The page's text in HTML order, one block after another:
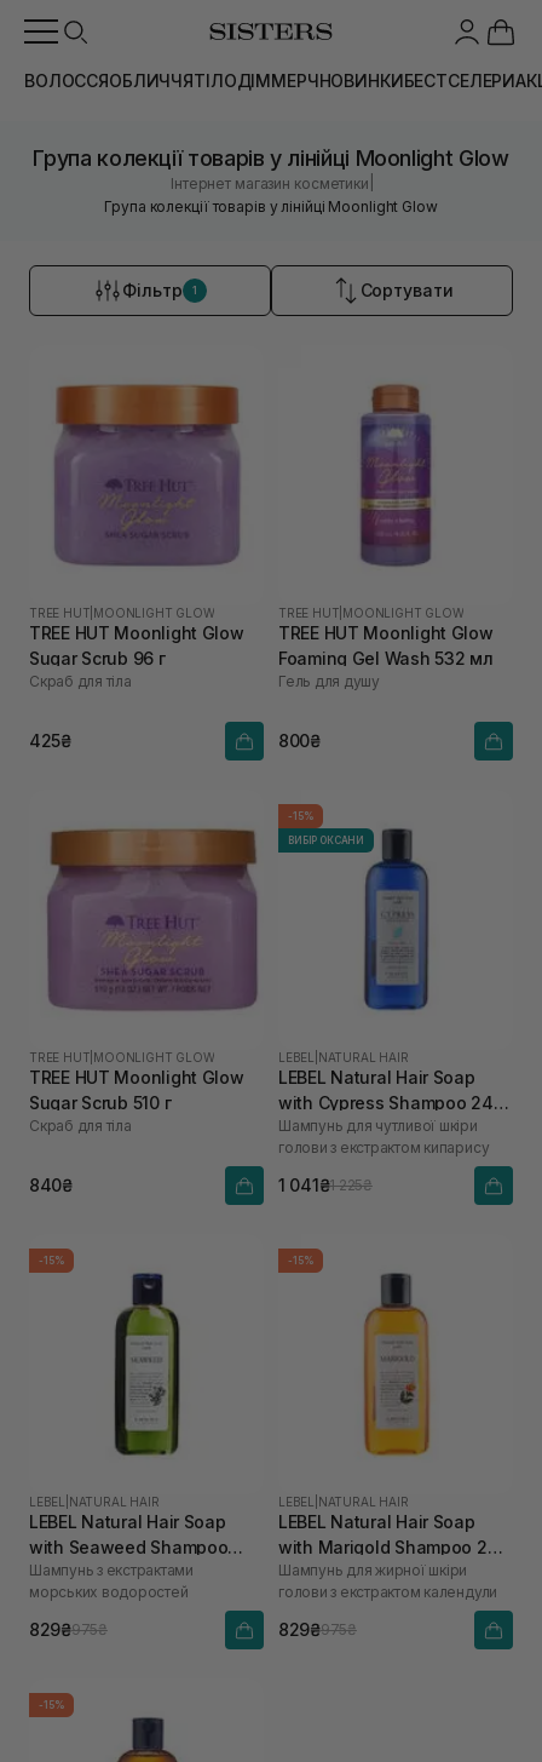
ВОЛОССЯОБЛИЧЧЯТІЛОДІММЕРЧНОВИНКИБЕСТСЕЛЕРИ
Група колекції товарів у лінійці Moonlight Glow
Інтернет магазин косметики
Група колекції товарів у лінійці Moonlight Glow
Фільтр 1 Сортувати
TREE HUT MOONLIGHT GLOW
TREE HUT Moonlight Glow
Sugar Scrub 96 г
Скраб для тіла
425₴
TREE HUT MOONLIGHT GLOW
TREE HUT Moonlight Glow
Foaming Gel Wash 532 мл
Гель для душу
800₴
TREE HUT MOONLIGHT GLOW
TREE HUT Moonlight Glow
Sugar Scrub 510 г
Скраб для тіла
840₴
-15%
ВИБІР ОКСАНИ
LEBEL NATURAL HAIR
LEBEL Natural Hair Soap
with Cypress Shampoo 240
мл
Шампунь для чутливої шкіри
голови з екстрактом кипарису
1 041₴1 225₴
-15%
LEBEL NATURAL HAIR
LEBEL Natural Hair Soap
with Seaweed Shampoo
240 мл
Шампунь з екстрактами
морських водоростей
829₴975₴
-15%
LEBEL NATURAL HAIR
LEBEL Natural Hair Soap
with Marigold Shampoo 240
мл
Шампунь для жирної шкіри
голови з екстрактом календули
829₴975₴
-15%